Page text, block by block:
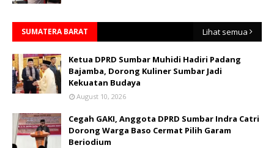
SUMATERA BARAT Lihat semua
Ketua DPRD Sumbar Muhidi Hadiri Padang
Bajamba, Dorong Kuliner Sumbar Jadi
Kekuatan Budaya
August 10, 2026
Cegah GAKI, Anggota DPRD Sumbar Indra Catri
Dorong Warga Baso Cermat Pilih Garam
Beriodium